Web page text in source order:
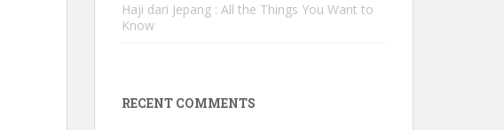
Haji dari Jepang : All the Things You Want to
Know
RECENT COMMENTS